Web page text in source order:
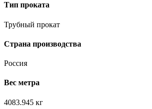
Тип проката
Трубный прокат
Страна производства
Россия
Вес метра
4083.945 кг